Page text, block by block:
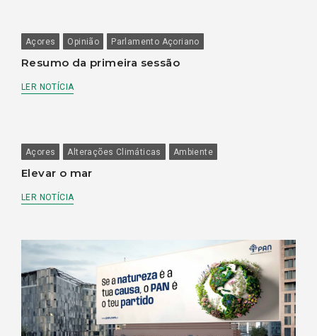
Açores Opinião Parlamento Açoriano
Resumo da primeira sessão
LER NOTÍCIA
Açores Alterações Climáticas Ambiente
Elevar o mar
LER NOTÍCIA